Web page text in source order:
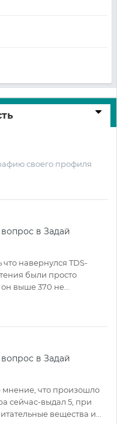
своего профиля
вопрос в Задай
навернулся TDS-
были просто
выше 370 не...
вопрос в Задай
мнение, что произошло
сейчас-выдал 5, при
вещества и...